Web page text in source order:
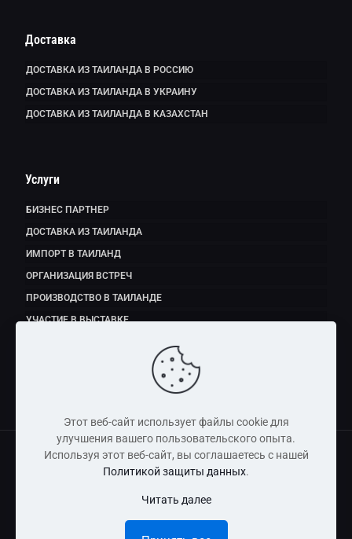
Доставка
ДОСТАВКА ИЗ ТАИЛАНДА В РОССИЮ
ДОСТАВКА ИЗ ТАИЛАНДА В УКРАИНУ
ДОСТАВКА ИЗ ТАИЛАНДА В КАЗАХСТАН
Услуги
БИЗНЕС ПАРТНЕР
ДОСТАВКА ИЗ ТАИЛАНДА
ИМПОРТ В ТАИЛАНД
ОРГАНИЗАЦИЯ ВСТРЕЧ
ПРОИЗВОДСТВО В ТАИЛАНДЕ
УЧАСТИЕ В ВЫСТАВКЕ
Copyright © 2011 - 2026 Dmitry Fedorov (Thailand) Co., Ltd
Этот веб-сайт использует файлы cookie для
улучшения вашего пользовательского опыта.
Используя этот веб-сайт, вы соглашаетесь с нашей
Политикой защиты данных.
Читать далее